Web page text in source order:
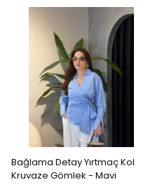
Bağlama Detay Yırtmaç Kol
Kruvaze Gömlek - Mavi